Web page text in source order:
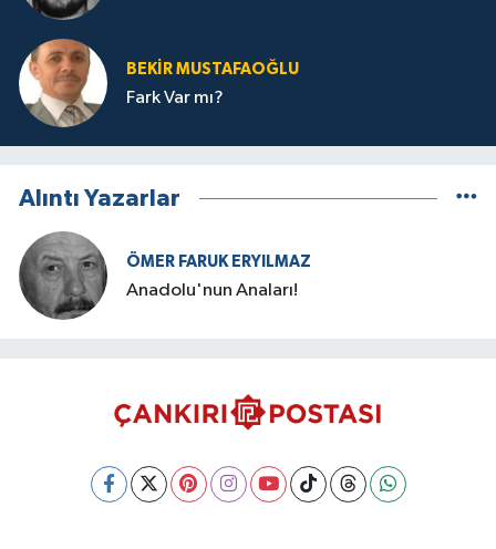
BEKIR MUSTAFAOĞLU
Fark Var mı?
Alıntı Yazarlar
ÖMER FARUK ERYILMAZ
Anadolu'nun Anaları!